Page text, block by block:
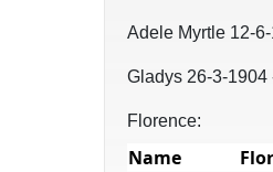
Adele Myrtle 12-
Gladys 26-3-1904
Florence:
Name